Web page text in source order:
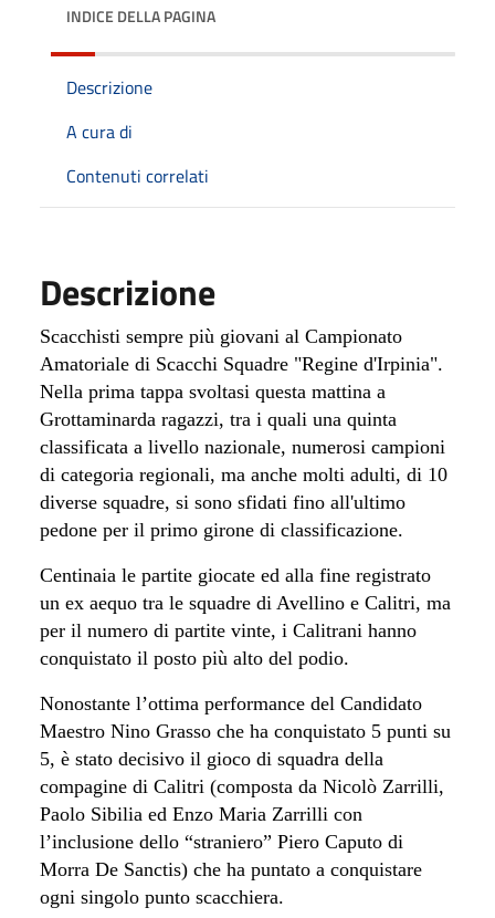
INDICE DELLA PAGINA
Descrizione
A cura di
Contenuti correlati
Descrizione
Scacchisti sempre più giovani al Campionato
Amatoriale di Scacchi Squadre "Regine d'Irpinia".
Nella prima tappa svoltasi questa mattina a
Grottaminarda ragazzi, tra i quali una quinta
classificata a livello nazionale, numerosi campioni
di categoria regionali, ma anche molti adulti, di 10
diverse squadre, si sono sfidati fino all'ultimo
pedone per il primo girone di classificazione.
Centinaia le partite giocate ed alla fine registrato
un ex aequo tra le squadre di Avellino e Calitri, ma
per il numero di partite vinte, i Calitrani hanno
conquistato il posto più alto del podio.
Nonostante l’ottima performance del Candidato
Maestro Nino Grasso che ha conquistato 5 punti su
5, è stato decisivo il gioco di squadra della
compagine di Calitri (composta da Nicolò Zarrilli,
Paolo Sibilia ed Enzo Maria Zarrilli con
l’inclusione dello “straniero” Piero Caputo di
Morra De Sanctis) che ha puntato a conquistare
ogni singolo punto scacchiera.